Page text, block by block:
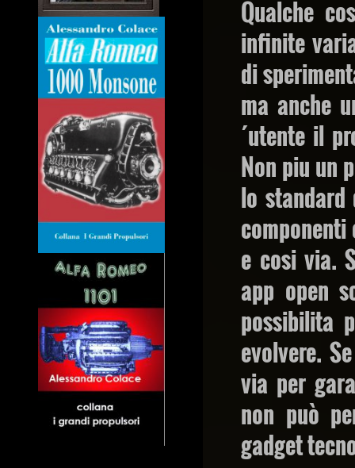
Qualche
infinite
di
ma anche
´utente il
Non piu un
lo standard
e cosi via.
app open
possibilita
evolvere.
via per
non può
gadget